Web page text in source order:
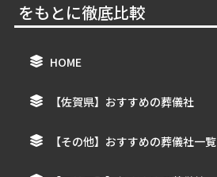
をもとに徹底比較
HOME
【佐賀県】おすすめの葬儀社
【その他】おすすめの葬儀社一覧